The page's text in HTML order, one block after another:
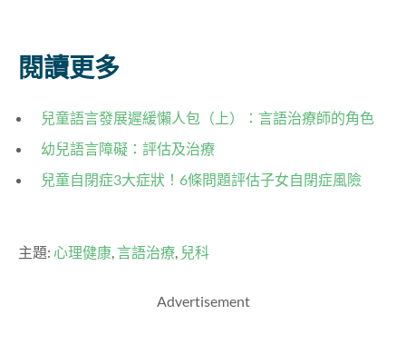
閱讀更多
兒童語言發展遲緩懶人包（上）： 言語治療師的角色
幼兒語言障礙：評估及治療
兒童自閉症3大症狀！6條問題評估子女自閉症風險
主題: 心理健康 言語治療 兒科
Advertisement